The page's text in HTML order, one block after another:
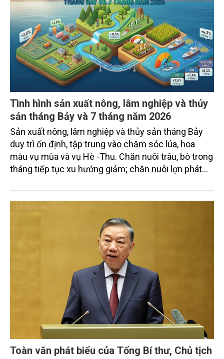
Tình hình sản xuất nông, lâm nghiệp và thủy
sản tháng Bảy và 7 tháng năm 2026
Sản xuất nông, lâm nghiệp và thủy sản tháng Bảy
duy trì ổn định, tập trung vào chăm sóc lúa, hoa
màu vụ mùa và vụ Hè -Thu. Chăn nuôi trâu, bò trong
tháng tiếp tục xu hướng giảm; chăn nuôi lợn phát
triển ổn định; chăn nuôi gia cầm duy trì đà tăng
thủy sản đều tăng nhẹ.